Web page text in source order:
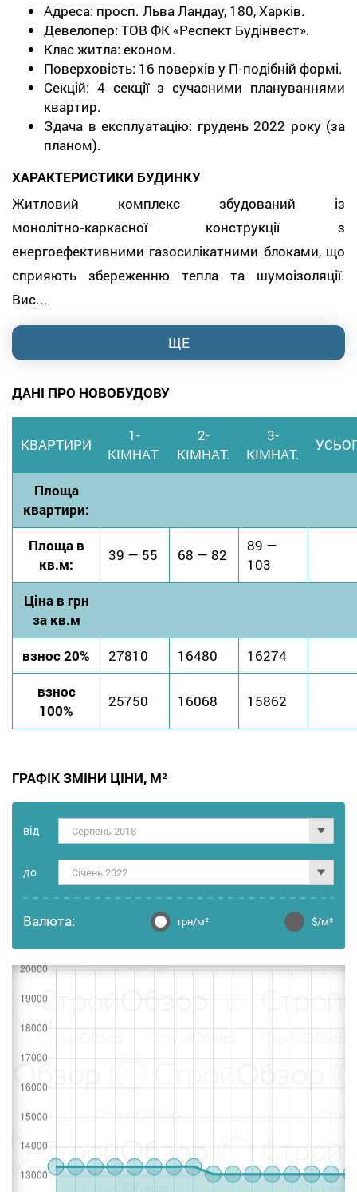
Адреса: просп. Льва Ландау, 180, Харків.
Девелопер: ТОВ ФК «Респект Будінвест».
Клас житла: економ.
Поверховість: 16 поверхів у П‑подібній формі.
Секцій: 4 секції з сучасними плануваннями
квартир.
Здача в експлуатацію: грудень 2022 року (за
планом).
ХАРАКТЕРИСТИКИ БУДИНКУ
Житловий комплекс збудований із
монолітно‑каркасної конструкції з
енергоефективними газосилікатними блоками, що
сприяють збереженню тепла та шумоізоляції.
Вис...
ЩЕ
ДАНІ ПРО НОВОБУДОВУ
КВАРТИРИ
1-
КІМНАТ.
2-
КІМНАТ.
3-
КІМНАТ.
Площа
квартири:
Площа в
кв.м:
39 — 55 68 — 82
89 —
103
Ціна в грн
за кв.м
взнос 20%
27810 16480
16274
взнос
100%
25750 16068 15862
ГРАФІК ЗМІНИ ЦІНИ, М²
від Серпень 2018
до Січень 2022
Валюта: грн/м² $/м²